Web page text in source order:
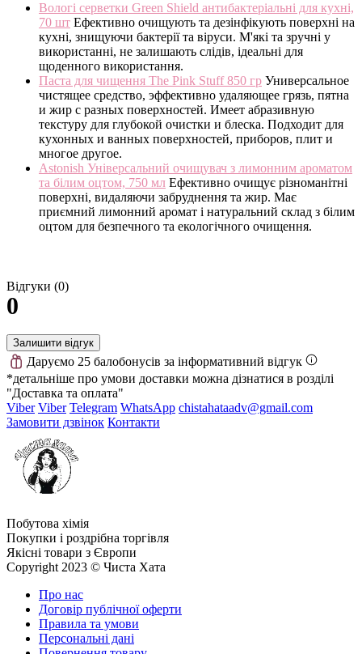
Вологі серветки Green Shield антибактеріальні для кухні,
70 шт Ефективно очищують та дезінфікують поверхні на
кухні, знищуючи бактерії та віруси. М'які та зручні у
використанні, не залишають слідів, ідеальні для
щоденного використання.
Паста для чищення The Pink Stuff 850 гр Универсальное
чистящее средство, эффективно удаляющее грязь, пятна
и жир с разных поверхностей. Имеет абразивную
текстуру для глубокой очистки и блеска. Подходит для
кухонных и ванных поверхностей, приборов, плит и
многое другое.
Astonish Універсальний очищувач з лимонним ароматом
та білим оцтом, 750 мл Ефективно очищує різноманітні
поверхні, видаляючи забруднення та жир. Має
приємний лимонний аромат і натуральний склад з білим
оцтом для безпечного та екологічного очищення.
Відгуки (0)
0
Залишити відгук
Даруємо 25 балобонусів за інформативний відгук
*детальніше про умови доставки можна дізнатися в розділі
"Доставка та оплата"
Viber Viber Telegram WhatsApp chistahataadv@gmail.com
Замовити дзвінок Контакти
Побутова хімія
Покупки і роздрібна торгівля
Якісні товари з Європи
Copyright 2023 © Чиста Хата
Про нас
Договір публічної оферти
Правила та умови
Персональні дані